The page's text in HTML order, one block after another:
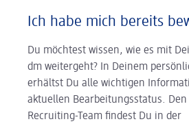
Ich habe mich bereits
Du möchtest wissen, wie es mit
dm weitergeht? In Deinem
erhältst Du alle wichtigen
aktuellen Bearbeitungsstatus.
Recruiting-Team findest Du in der